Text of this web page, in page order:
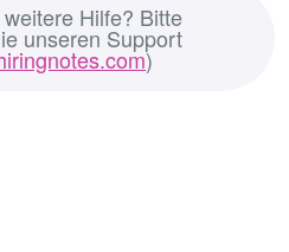
Hilfe? Bitte
unseren Support
)